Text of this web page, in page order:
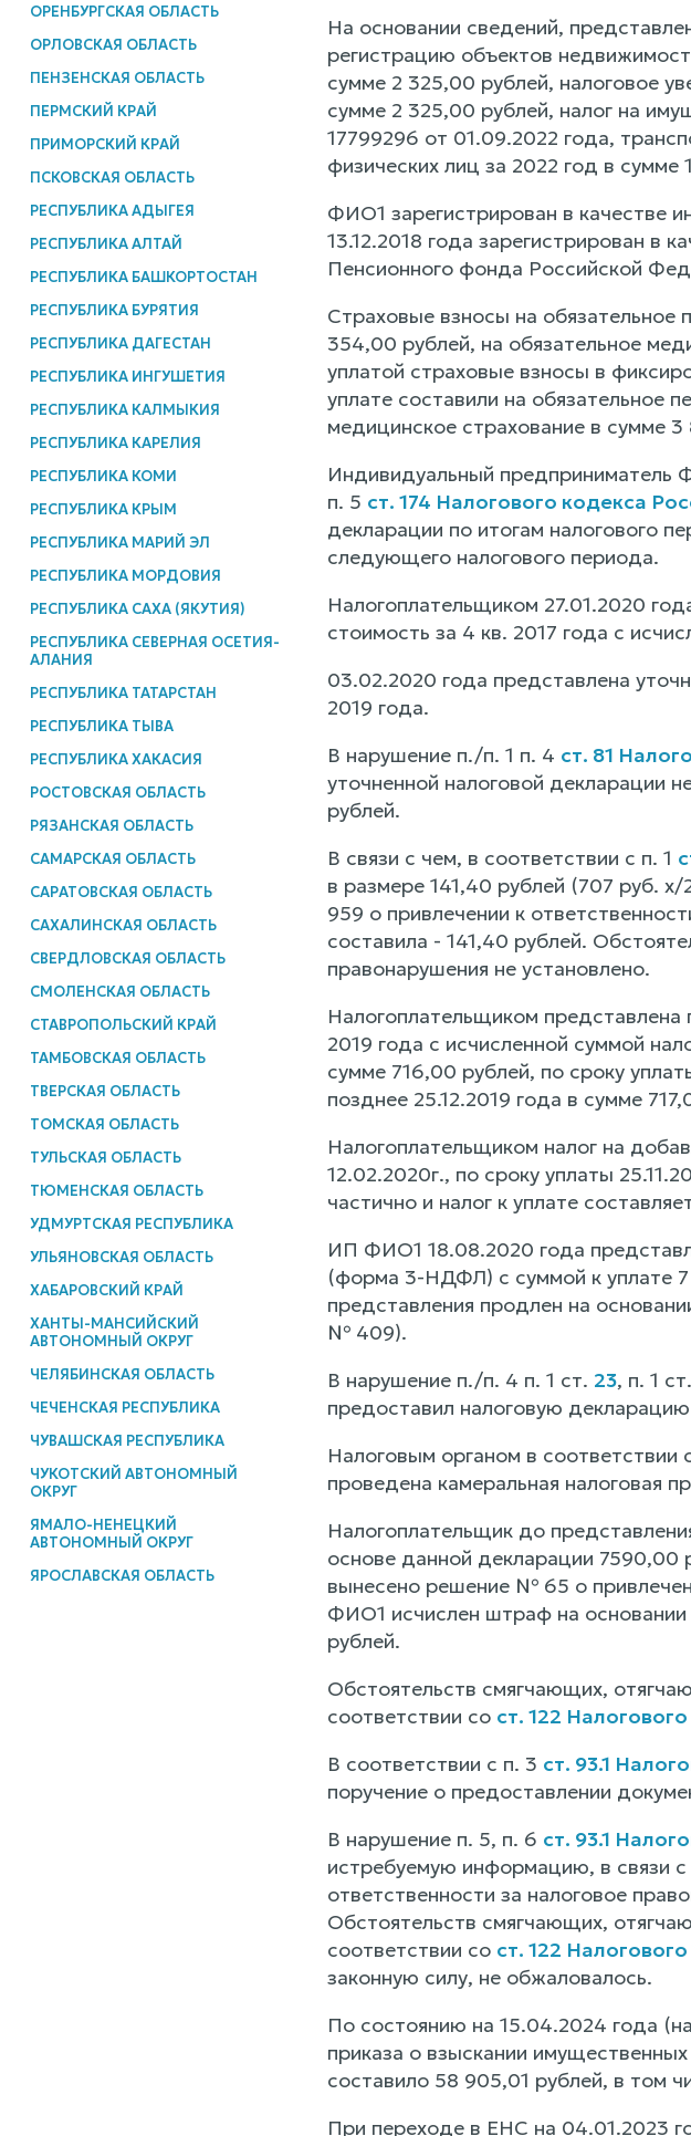
ОРЕНБУРГСКАЯ ОБЛАСТЬ
ОРЛОВСКАЯ ОБЛАСТЬ
ПЕНЗЕНСКАЯ ОБЛАСТЬ
ПЕРМСКИЙ КРАЙ
ПРИМОРСКИЙ КРАЙ
ПСКОВСКАЯ ОБЛАСТЬ
РЕСПУБЛИКА АДЫГЕЯ
РЕСПУБЛИКА АЛТАЙ
РЕСПУБЛИКА БАШКОРТОСТАН
РЕСПУБЛИКА БУРЯТИЯ
РЕСПУБЛИКА ДАГЕСТАН
РЕСПУБЛИКА ИНГУШЕТИЯ
РЕСПУБЛИКА КАЛМЫКИЯ
РЕСПУБЛИКА КАРЕЛИЯ
РЕСПУБЛИКА КОМИ
РЕСПУБЛИКА КРЫМ
РЕСПУБЛИКА МАРИЙ ЭЛ
РЕСПУБЛИКА МОРДОВИЯ
РЕСПУБЛИКА САХА (ЯКУТИЯ)
РЕСПУБЛИКА СЕВЕРНАЯ ОСЕТИЯ-
АЛАНИЯ
РЕСПУБЛИКА ТАТАРСТАН
РЕСПУБЛИКА ТЫВА
РЕСПУБЛИКА ХАКАСИЯ
РОСТОВСКАЯ ОБЛАСТЬ
РЯЗАНСКАЯ ОБЛАСТЬ
САМАРСКАЯ ОБЛАСТЬ
САРАТОВСКАЯ ОБЛАСТЬ
САХАЛИНСКАЯ ОБЛАСТЬ
СВЕРДЛОВСКАЯ ОБЛАСТЬ
СМОЛЕНСКАЯ ОБЛАСТЬ
СТАВРОПОЛЬСКИЙ КРАЙ
ТАМБОВСКАЯ ОБЛАСТЬ
ТВЕРСКАЯ ОБЛАСТЬ
ТОМСКАЯ ОБЛАСТЬ
ТУЛЬСКАЯ ОБЛАСТЬ
ТЮМЕНСКАЯ ОБЛАСТЬ
УДМУРТСКАЯ РЕСПУБЛИКА
УЛЬЯНОВСКАЯ ОБЛАСТЬ
ХАБАРОВСКИЙ КРАЙ
ХАНТЫ-МАНСИЙСКИЙ
АВТОНОМНЫЙ ОКРУГ
ЧЕЛЯБИНСКАЯ ОБЛАСТЬ
ЧЕЧЕНСКАЯ РЕСПУБЛИКА
ЧУВАШСКАЯ РЕСПУБЛИКА
ЧУКОТСКИЙ АВТОНОМНЫЙ
ОКРУГ
ЯМАЛО-НЕНЕЦКИЙ
АВТОНОМНЫЙ ОКРУГ
ЯРОСЛАВСКАЯ ОБЛАСТЬ
На основании сведений,
регистрацию объектов
сумме 2 325,00 рублей, налоговое
сумме 2 325,00 рублей, налог на
17799296 от 01.09.2022 года,
физических лиц за 2022 год в
ФИО1 зарегистрирован в качестве
13.12.2018 года зарегистрирован в
Пенсионного фонда Российской
Страховые взносы на обязательное
354,00 рублей, на обязательное
уплатой страховые взносы в
уплате составили на обязательное
медицинское страхование в сумме 3
Индивидуальный предприниматель
п. 5 ст. 174 Налогового кодекса
декларации по итогам налогового
следующего налогового периода.
Налогоплательщиком 27.01.2020
стоимость за 4 кв. 2017 года с
03.02.2020 года представлена
2019 года.
В нарушение п./п. 1 п. 4 ст. 81
уточненной налоговой декларации
рублей.
В связи с чем, в соответствии с п. 1
в размере 141,40 рублей (707 руб.
959 о привлечении к
составила - 141,40 рублей.
правонарушения не установлено.
Налогоплательщиком представлена
2019 года с исчисленной суммой
сумме 716,00 рублей, по сроку
позднее 25.12.2019 года в сумме
Налогоплательщиком налог на
12.02.2020г., по сроку уплаты
частично и налог к уплате
ИП ФИО1 18.08.2020 года
(форма 3-НДФЛ) с суммой к уплате 7
представления продлен на
№ 409).
В нарушение п./п. 4 п. 1 ст. 23, п. 1 ст.
предоставил налоговую
Налоговым органом в соответствии
проведена камеральная налоговая
Налогоплательщик до
основе данной декларации 7590,00
вынесено решение № 65 о
ФИО1 исчислен штраф на основании
рублей.
Обстоятельств смягчающих,
соответствии со ст. 122
В соответствии с п. 3 ст. 93.1
поручение о предоставлении
В нарушение п. 5, п. 6 ст. 93.1
истребуемую информацию, в связи
ответственности за налоговое
Обстоятельств смягчающих,
соответствии со ст. 122
законную силу, не обжаловалось.
По состоянию на 15.04.2024 года
приказа о взыскании
составило 58 905,01 рублей, в том
При переходе в ЕНС на 04.01.2023